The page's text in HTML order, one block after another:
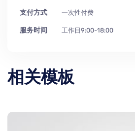
支付方式 一次性付费
服务时间 工作日9:00-18:00
相关模板